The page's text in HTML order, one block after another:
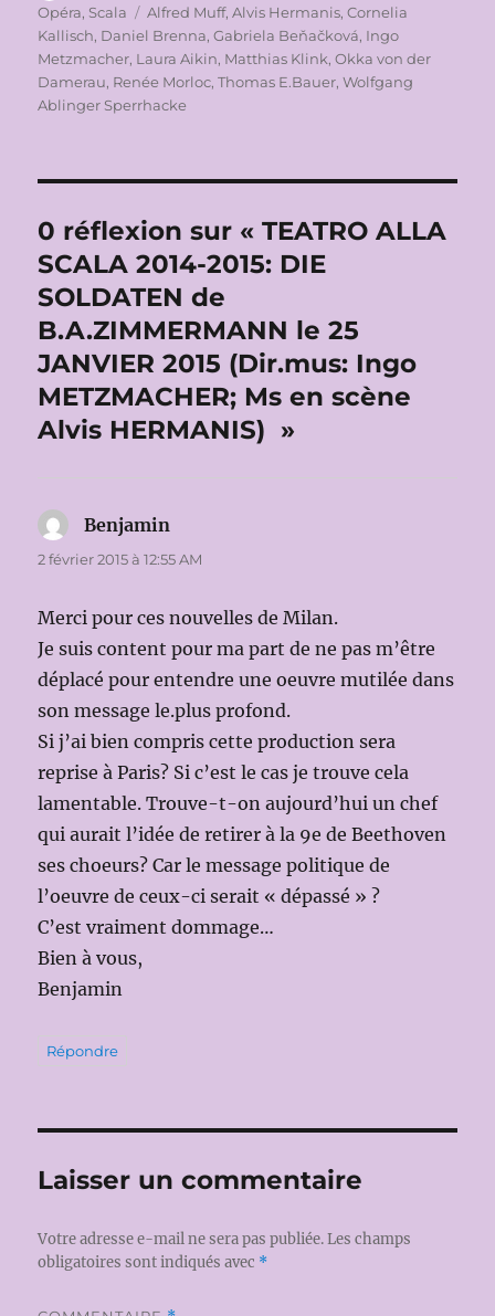
le
Opéra, Scala Étiquettes
Alfred Muff,Alvis Hermanis,Cornelia
Kallisch, Daniel Brenna,Gabriela Beňačková, Ingo
Metzmacher, Laura Aikin, Matthias Klink,Okka von der
Damerau, Renée Morloc,Thomas E.Bauer,Wolfgang
Ablinger Sperrhacke
0 réflexion sur « TEATRO ALLA
SCALA 2014-2015: DIE
SOLDATEN de
B.A.ZIMMERMANN le 25
JANVIER 2015 (Dir.mus: Ingo
METZMACHER; Ms en scène
Alvis HERMANIS) »
Benjamin
2 février 2015 à 12:55 AM
Merci pour ces nouvelles de Milan.
Je suis content pour ma part de ne pas m’être
déplacé pour entendre une oeuvre mutilée dans
son message le.plus profond.
Si j’ai bien compris cette production sera
reprise à Paris? Si c’est le cas je trouve cela
lamentable. Trouve-t-on aujourd’hui un chef
qui aurait l’idée de retirer à la 9e de Beethoven
ses choeurs? Car le message politique de
l’oeuvre de ceux-ci serait « dépassé » ?
C’est vraiment dommage…
Bien à vous,
Benjamin
Répondre
Laisser un commentaire
Votre adresse e-mail ne sera pas publiée. Les champs
obligatoires sont indiqués avec *